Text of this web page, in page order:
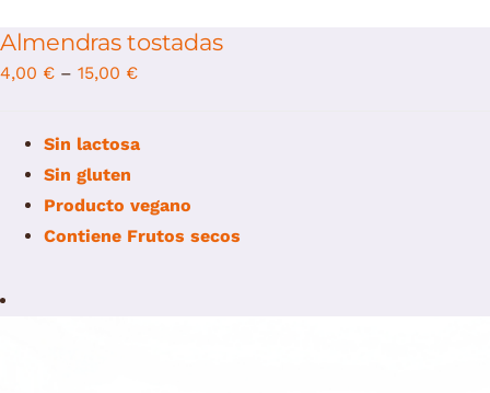
Almendras tostadas
4,00 € – 15,00 €
Sin lactosa
Sin gluten
Producto vegano
Contiene Frutos secos